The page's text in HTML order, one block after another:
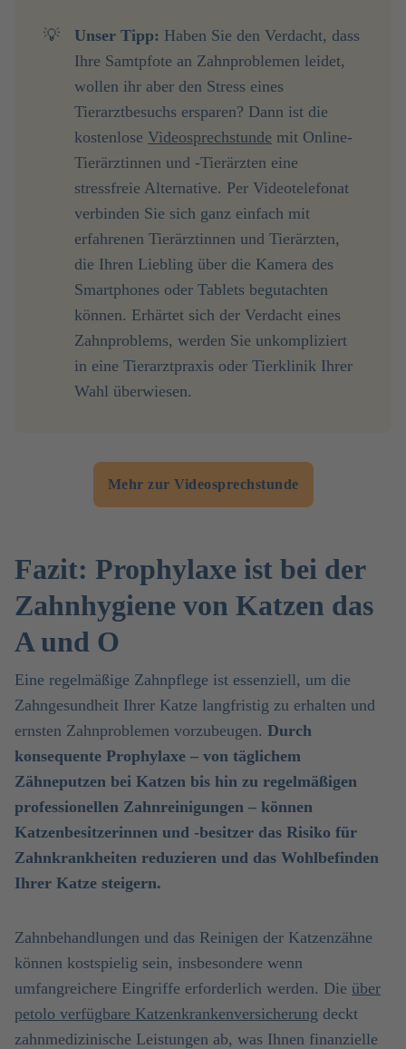
💡 Unser Tipp: Haben Sie den Verdacht, dass
Ihre Samtpfote an Zahnproblemen leidet,
wollen ihr aber den Stress eines
Tierarztbesuchs ersparen? Dann ist die
kostenlose Videosprechstunde mit Online-
Tierärztinnen und -Tierärzten eine
stressfreie Alternative. Per Videotelefonat
verbinden Sie sich ganz einfach mit
erfahrenen Tierärztinnen und Tierärzten,
die Ihren Liebling über die Kamera des
Smartphones oder Tablets begutachten
können. Erhärtet sich der Verdacht eines
Zahnproblems, werden Sie unkompliziert
in eine Tierarztpraxis oder Tierklinik Ihrer
Wahl überwiesen.
Mehr zur Videosprechstunde
Fazit: Prophylaxe ist bei der
Zahnhygiene von Katzen das
A und O
Eine regelmäßige Zahnpflege ist essenziell, um die
Zahngesundheit Ihrer Katze langfristig zu erhalten und
ernsten Zahnproblemen vorzubeugen. Durch
konsequente Prophylaxe – von täglichem
Zähneputzen bei Katzen bis hin zu regelmäßigen
professionellen Zahnreinigungen – können
Katzenbesitzerinnen und -besitzer das Risiko für
Zahnkrankheiten reduzieren und das Wohlbefinden
Ihrer Katze steigern.
Zahnbehandlungen und das Reinigen der Katzenzähne
können kostspielig sein, insbesondere wenn
umfangreichere Eingriffe erforderlich werden. Die über
petolo verfügbare Katzenkrankenversicherung deckt
zahnmedizinische Leistungen ab, was Ihnen finanzielle